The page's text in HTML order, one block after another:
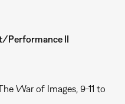
Performance II
War of Images, 9-11 to